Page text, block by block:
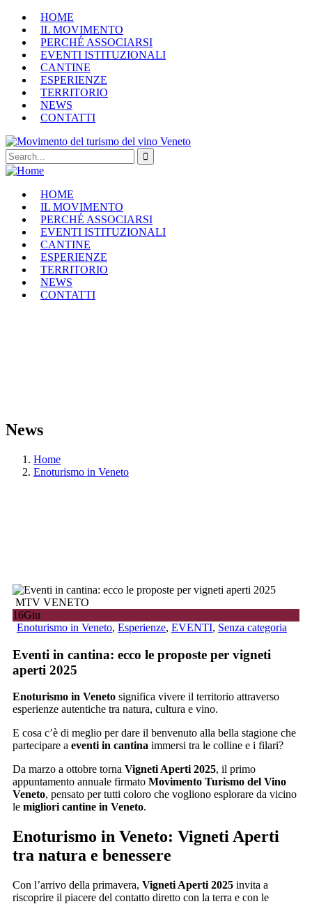
HOME
IL MOVIMENTO
PERCHÉ ASSOCIARSI
EVENTI ISTITUZIONALI
CANTINE
ESPERIENZE
TERRITORIO
NEWS
CONTATTI
HOME
IL MOVIMENTO
PERCHÉ ASSOCIARSI
EVENTI ISTITUZIONALI
CANTINE
ESPERIENZE
TERRITORIO
NEWS
CONTATTI
News
Home
Enoturismo in Veneto
MTV VENETO
16Giu
Enoturismo in Veneto, Esperienze, EVENTI, Senza categoria
Eventi in cantina: ecco le proposte per vigneti
aperti 2025
Enoturismo in Veneto significa vivere il territorio attraverso
esperienze autentiche tra natura, cultura e vino.
E cosa c’è di meglio per dare il benvenuto alla bella stagione che
partecipare a eventi in cantina immersi tra le colline e i filari?
Da marzo a ottobre torna Vigneti Aperti 2025, il primo
appuntamento annuale firmato Movimento Turismo del Vino
Veneto, pensato per tutti coloro che vogliono esplorare da vicino
le migliori cantine in Veneto.
Enoturismo in Veneto: Vigneti Aperti
tra natura e benessere
Con l’arrivo della primavera, Vigneti Aperti 2025 invita a
riscoprire il piacere del contatto diretto con la terra e con le